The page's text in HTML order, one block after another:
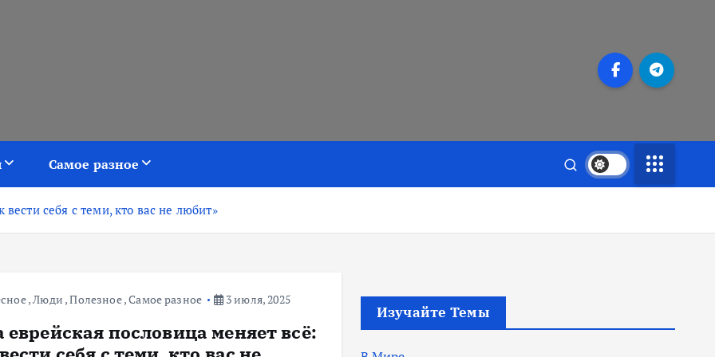
Самое разное
себя с теми, кто вас не любит»
,Люди ,Полезное,Самое разное 3 июля, 2025
еврейская пословица меняет всё:
Изучайте Темы